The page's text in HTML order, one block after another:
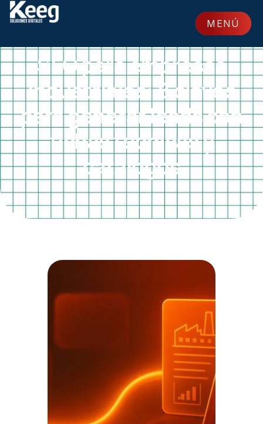
MENÚ
CERRAR
SEO para empresas
industriales: 8 claves
para generar leads con
fichas técnicas y
catálogos